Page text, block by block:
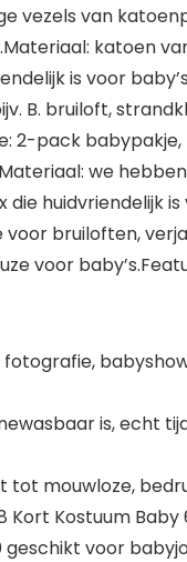
vezels van
katoen
is voor
B. bruiloft,
2-pack
we
huidvriendelijk is
voor bruiloften,
voor
is, echt
tot mouwloze,
Kort Kostuum Baby
voor